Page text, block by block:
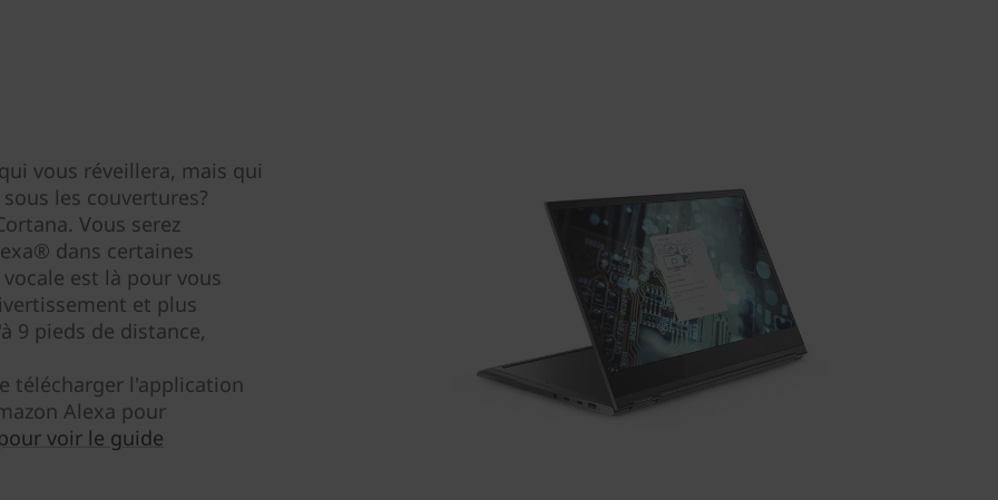
vous réveillera, mais qui
les couvertures?
Vous serez
dans certaines
est là pour vous
et plus
9 pieds de distance,
télécharger l'application
Alexa pour
voir le guide